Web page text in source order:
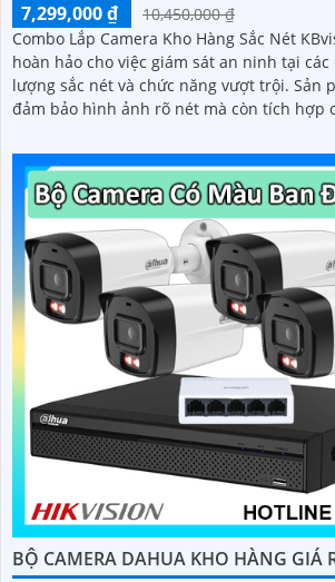
7,299,000 ₫
10,450,000 ₫
Combo Lắp Camera Kho Hàng Sắc Nét
hoàn hảo cho việc giám sát an ninh tại
lượng sắc nét và chức năng vượt trội. Sản phẩm này không chỉ
đảm bảo hình ảnh rõ nét mà còn tích hợp
hơn
BỘ CAMERA DAHUA KHO HÀNG GIÁ